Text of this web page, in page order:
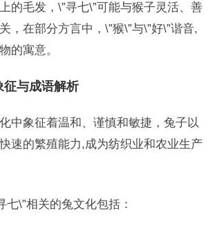
的毛发，\”寻七\”可能与猴子灵活、善
，在部分方言中，\”猴\”与\”好\”谐音,
的寓意。
征与成语解析
中象征着温和、谨慎和敏捷，兔子以
速的繁殖能力,成为纺织业和农业生产
七\”相关的兔文化包括：